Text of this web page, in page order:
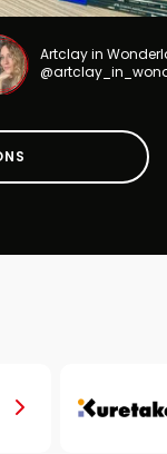
Artclay in